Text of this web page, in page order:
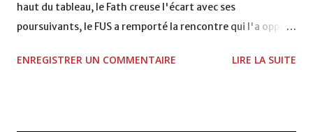
haut du tableau, le Fath creuse l'écart avec ses
poursuivants, le FUS a remporté la rencontre qui l'a opposé
2, Badr Kachani a ouvert la marque à la 38e pour les
ENREGISTRER UN COMMENTAIRE LIRE LA SUITE